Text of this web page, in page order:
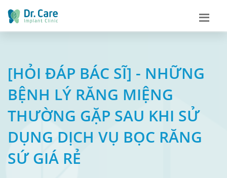
[HỎI ĐÁP BÁC SĨ] - NHỮNG
BỆNH LÝ RĂNG MIỆNG
THƯỜNG GẶP SAU KHI SỬ
DỤNG DỊCH VỤ BỌC RĂNG
SỨ GIÁ RẺ